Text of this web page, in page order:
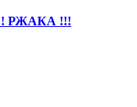
! РЖАКА !!!